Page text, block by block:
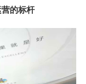
的标杆